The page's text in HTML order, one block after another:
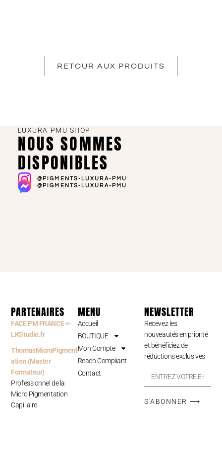
RETOUR AUX PRODUITS
LUXURA PMU SHOP
NOUS SOMMES
DISPONIBLES
@PIGMENTS-LUXURA-PMU
@PIGMENTS-LUXURA-PMU
PARTENAIRES
FACE PM FRANCE <-
LKStudio.fr
ThomasMicroPigment
ation (Master
Formateur)
Professionnel de la
Micro Pigmentation
Capillaire
MENU
Accueil
BOUTIQUE
Mon Compte
Reach Compliant
Contact
NEWSLETTER
Recevez les
nouveautés en priorité
et bénéficiez de
réductions exclusives
S'ABONNER ⟶